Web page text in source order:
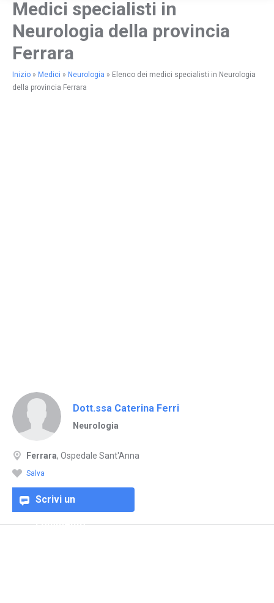
Medici specialisti in
Neurologia della provincia
Ferrara
Inizio » Medici » Neurologia » Elenco dei medici specialisti in Neurologia
della provincia Ferrara
Dott.ssa Caterina Ferri
Neurologia
Ferrara, Ospedale Sant'Anna
Salva
Scrivi un
commento